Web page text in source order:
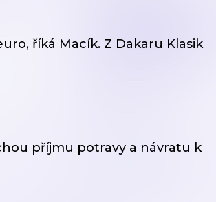
říká Macík. Z Dakaru Klasik
příjmu potravy a návratu k